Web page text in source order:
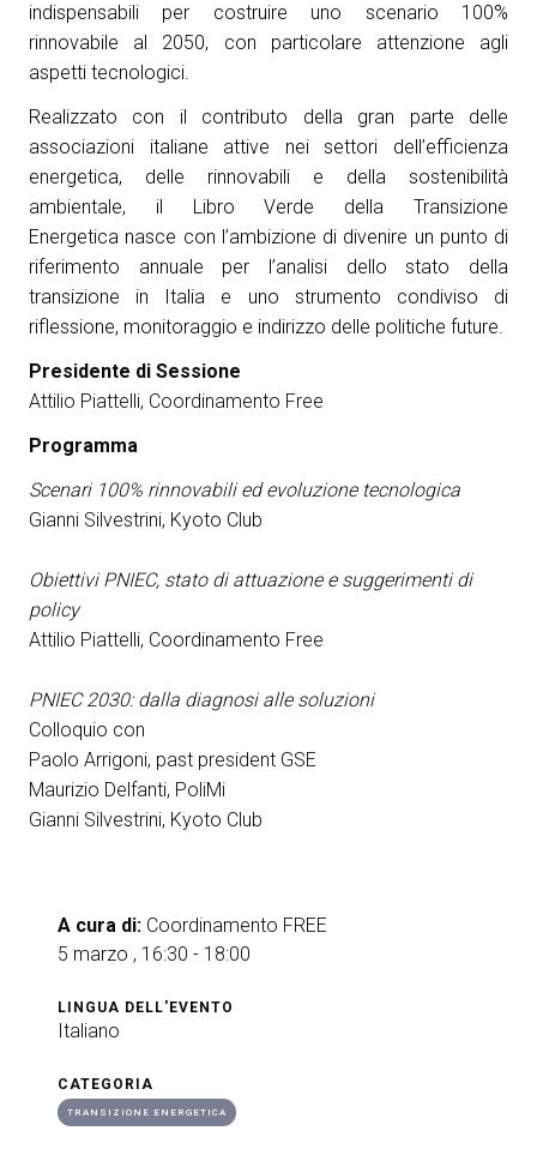
indispensabili per costruire uno scenario 100%
rinnovabile al 2050, con particolare attenzione agli
aspetti tecnologici.
Realizzato con il contributo della gran parte delle
associazioni italiane attive nei settori dell’efficienza
energetica, delle rinnovabili e della sostenibilità
ambientale, il Libro Verde della Transizione
Energetica nasce con l’ambizione di divenire un punto di
riferimento annuale per l’analisi dello stato della
transizione in Italia e uno strumento condiviso di
riflessione, monitoraggio e indirizzo delle politiche future.
Presidente di Sessione
Attilio Piattelli, Coordinamento Free
Programma
Scenari 100% rinnovabili ed evoluzione tecnologica
Gianni Silvestrini, Kyoto Club
Obiettivi PNIEC, stato di attuazione e suggerimenti di
policy
Attilio Piattelli, Coordinamento Free
PNIEC 2030: dalla diagnosi alle soluzioni
Colloquio con
Paolo Arrigoni, past president GSE
Maurizio Delfanti, PoliMi
Gianni Silvestrini, Kyoto Club
A cura di: Coordinamento FREE
5 marzo , 16:30 - 18:00
LINGUA DELL'EVENTO
Italiano
CATEGORIA
TRANSIZIONE ENERGETICA